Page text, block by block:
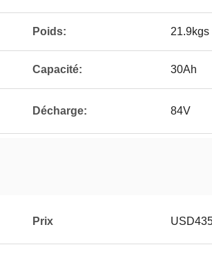
Poids: 21.9kgs
Capacité: 30Ah
Décharge: 84V
Prix